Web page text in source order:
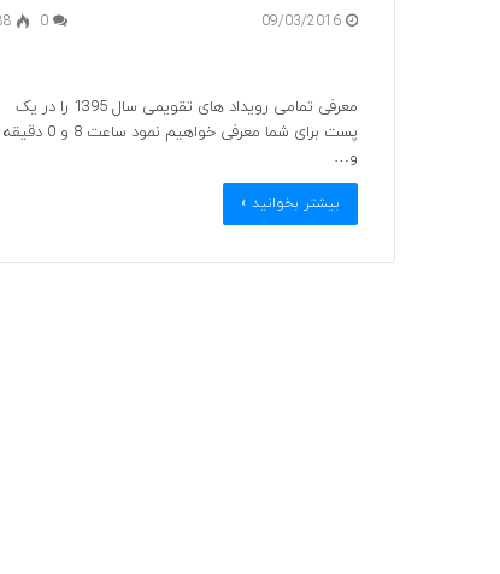
09/03/2016
0
معرفی تمامی رویداد های تقویمی سال 1395 را در یک
پست برای شما معرفی خواهیم نمود ساعت 8 و 0 دقیقه
و…
بیشتر بخوانید »